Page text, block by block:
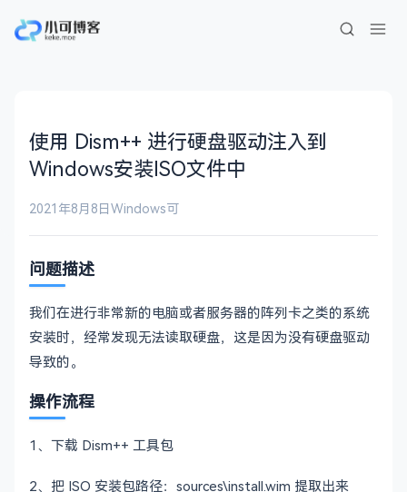
使用 Dism++ 进行硬盘驱动注入到
Windows安装ISO文件中
2021年8月8日Windows可
问题描述
我们在进行非常新的电脑或者服务器的阵列卡之类的系统
安装时，经常发现无法读取硬盘，这是因为没有硬盘驱动
导致的。
操作流程
1、下载 Dism++ 工具包
2、把 ISO 安装包路径：sources\install.wim 提取出来